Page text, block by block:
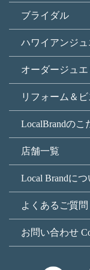
ブライダル
ハワイアンジュ
オーダージュエ
リフォーム＆
LocalBrandのこ
店舗一覧
Local Brandにつ
よくあるご質問
お問い合わせ